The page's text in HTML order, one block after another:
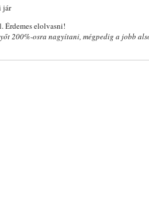
jár
Érdemes elolvasni!
200%-osra nagyítani, mégpedig a jobb